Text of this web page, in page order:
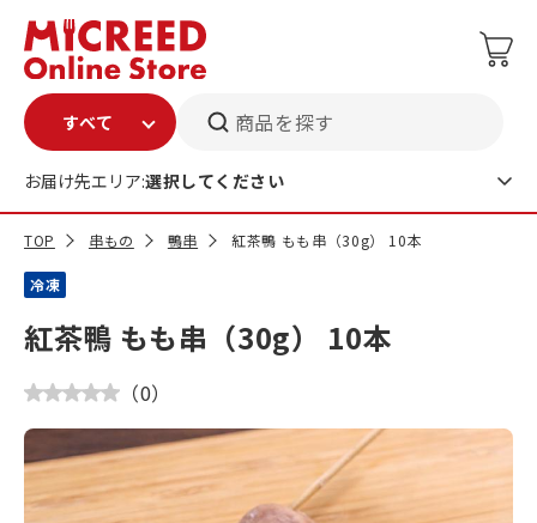
商品を探す
お届け先エリア:選択してください
TOP 串もの 鴨串 紅茶鴨 もも串（30g） 10本
冷凍
紅茶鴨 もも串（30g） 10本
（0）